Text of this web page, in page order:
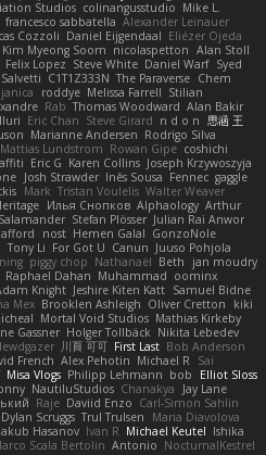
Studios colinangusstudio Mike L.
francesco sabbatella Alexander Leinauer
Cozzoli Daniel Eijgendaal Eliézer Ojeda
Kim Myeong Soom nicolaspetton Alan Stoll
Felix Lopez Steve White Daniel Warf Syed
C1T1Z333N The Paraverse Chem
roddye Melissa Farrell Stilian
Rab Thomas Woodward Alan Bakir
Eric Chan Steve Girard n d o n 思涵 王
Marianne Andersen Rodrigo Silva
Mattias Lundstrom Rowan Gipe coshichi
Eric G Karen Collins Joseph Krzywoszyja
Josh Strawder Inês Sousa Fennec gaggle
Mark Tristan Voulelis Walter Weaver
Илья Снопков Alphaology Arthur
Stefan Plösser Julian Rai Anwor
nost Hemen Galal GonzoNole
Tony Li For Got U Canun Juuso Pohjola
piggy chop Nathanaël Beth
jan moudry
Raphael Dahan Muhammad oominx
Knight Jeshire Kiten Katt Samuel Bidne
Mex Brooklen Ashleigh Oliver Cretton
kiki
Mortal Void Studios Mathias Kirkeby
Gassner Holger Tollbäck Nikita Lebedev
lewdgazer 川頁 可可 First Last Bob Anderson
French Alex Pehotin Michael R
Sai
Misa Vlogs Philipp Lehmann bob
Elliot Sloss
NautiluStudios Chanakya
Jay Lane
Raje Daviid Enzo Carl-Simon Sahlin
Dylan Scruggs Trul Trulsen
Maria Diavolova
Jakub Hasanov Ivan R Michael Keutel Ishika
Scala Bertolin Antonio NocturnalKestrel